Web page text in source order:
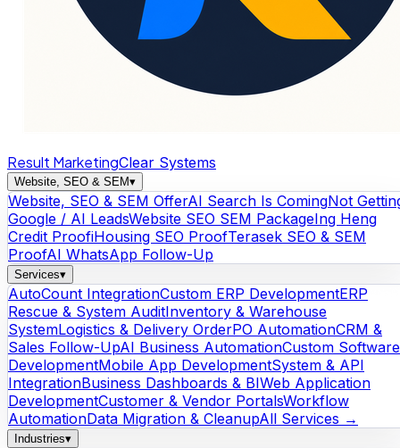
Result MarketingClear Systems
Website, SEO & SEM▾
Website, SEO & SEM OfferAI Search Is ComingNot
Google / AI LeadsWebsite SEO SEM PackageIng Heng
Credit ProofiHousing SEO ProofTerasek SEO & SEM
ProofAI WhatsApp Follow-Up
Services▾
AutoCount IntegrationCustom ERP DevelopmentERP
Rescue & System AuditInventory & Warehouse
SystemLogistics & Delivery OrderPO AutomationCRM &
Sales Follow-UpAI Business AutomationCustom Software
DevelopmentMobile App DevelopmentSystem & API
IntegrationBusiness Dashboards & BIWeb Application
DevelopmentCustomer & Vendor PortalsWorkflow
AutomationData Migration & CleanupAll Services →
Industries▾